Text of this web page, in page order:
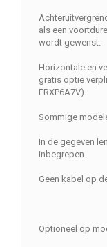
als een
wordt gewenst.
Horizontale en
gratis optie
ERXP6A7V).
Sommige
In de gegeven
inbegrepen.
Geen kabel op
Optioneel op